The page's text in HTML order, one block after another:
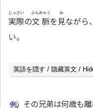
実際
じっさい
の文脈
ぶんみゃく
を見
み
ながら、
い。
英語を隠す / 隐藏英文 /
その兄弟は何歳も離